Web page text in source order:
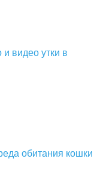
видео утки в
обитания кошки